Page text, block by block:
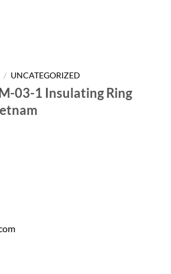
/ UNCATEGORIZED
03-1 Insulating Ring